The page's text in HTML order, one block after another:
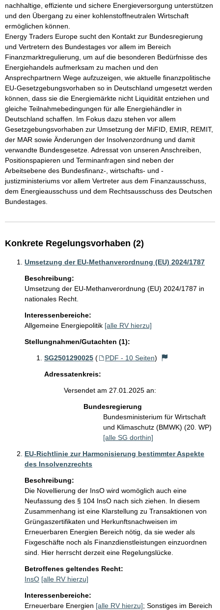
nachhaltige, effiziente und sichere Energieversorgung unterstützen
und den Übergang zu einer kohlenstoffneutralen Wirtschaft
ermöglichen können.
Energy Traders Europe sucht den Kontakt zur Bundesregierung
und Vertretern des Bundestages vor allem im Bereich
Finanzmarktregulierung, um auf die besonderen Bedürfnisse des
Energiehandels aufmerksam zu machen und den
Ansprechpartnern Wege aufzuzeigen, wie aktuelle finanzpolitische
EU-Gesetzgebungsvorhaben so in Deutschland umgesetzt werden
können, dass sie die Energiemärkte nicht Liquidität entziehen und
gleiche Teilnahmebedingungen für alle Energiehändler in
Deutschland schaffen. Im Fokus dazu stehen vor allem
Gesetzgebungsvorhaben zur Umsetzung der MiFID, EMIR, REMIT,
der MAR sowie Änderungen der Insolvenzordnung und damit
verwandte Bundesgesetze. Adressat von unseren Anschreiben,
Positionspapieren und Terminanfragen sind neben der
Arbeitsebene des Bundesfinanz-, wirtschafts- und -
justizministeriums vor allem Vertreter aus dem Finanzausschuss,
dem Energieausschuss und dem Rechtsausschuss des Deutschen
Bundestages.
Konkrete Regelungsvorhaben (2)
Umsetzung der EU-Methanverordnung (EU) 2024/1787
Beschreibung:
Umsetzung der EU-Methanverordnung (EU) 2024/1787 in
nationales Recht.
Interessenbereiche:
Allgemeine Energiepolitik [alle RV hierzu]
Stellungnahmen/Gutachten (1):
SG2501290025 ( PDF - 10 Seiten)
Adressatenkreis:
Versendet am 27.01.2025 an:
Bundesregierung
Bundesministerium für Wirtschaft
und Klimaschutz (BMWK) (20. WP)
[alle SG dorthin]
EU-Richtlinie zur Harmonisierung bestimmter Aspekte
des Insolvenzrechts
Beschreibung:
Die Novellierung der InsO wird womöglich auch eine
Neufassung des § 104 InsO nach sich ziehen. In diesem
Zusammenhang ist eine Klarstellung zu Transaktionen von
Grüngaszertifikaten und Herkunftsnachweisen im
Erneuerbaren Energien Bereich nötig, da sie weder als
Fixgeschäfte noch als Finanzdienstleistungen einzuordnen
sind. Hier herrscht derzeit eine Regelungslücke.
Betroffenes geltendes Recht:
InsO [alle RV hierzu]
Interessenbereiche:
Erneuerbare Energien [alle RV hierzu]; Sonstiges im Bereich